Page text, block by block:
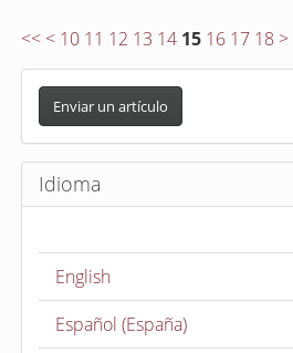
<< < 10 11 12 13 14 15 16 17 18 >
E
v
i
a
Enviar un artículo
Idioma
English
Español (España)